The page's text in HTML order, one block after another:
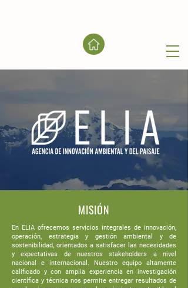
MISIÓN
En ELIA ofrecemos servicios integrales de innovación,
operación, estrategia y gestión ambiental y de
sostenibilidad, orientados a satisfacer las necesidades
y expectativas de nuestros stakeholders a nivel
nacional e internacional. Nuestro equipo altamente
calificado y con amplia experiencia en investigación
científica y técnica nos permite entregar resultados de